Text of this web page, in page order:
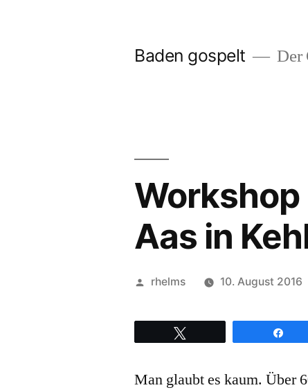
Baden gospelt Der
Workshop
Aas in
Veröffentlicht
rhelms 10. August 2016
Man glaubt es kaum. Über